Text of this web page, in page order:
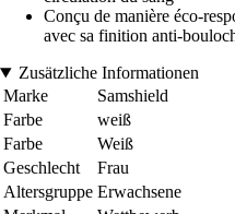
Conçu de manière éco-
avec sa finition anti-
Zusätzliche Informationen
Marke
Samshield
Farbe
weiß
Farbe
Weiß
Geschlecht
Frau
Altersgruppe Erwachsene